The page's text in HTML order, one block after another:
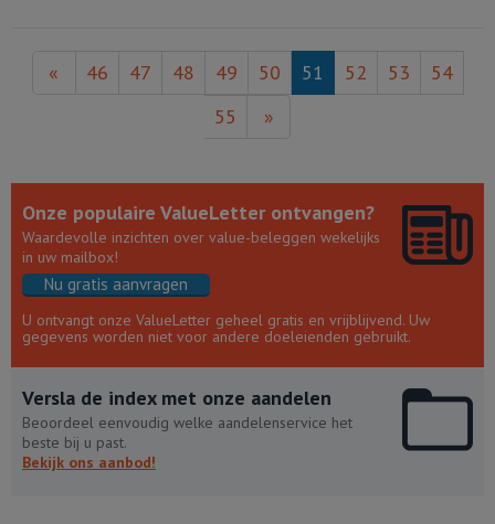
« 46 47 48 49 50 51 52 53
54
55
»
Onze populaire ValueLetter ontvangen?
Waardevolle inzichten over value-beleggen wekelijks
in uw mailbox!
Nu gratis aanvragen
U ontvangt onze ValueLetter geheel gratis en vrijblijvend. Uw
gegevens worden niet voor andere doeleienden gebruikt.
Versla de index met onze aandelen
Beoordeel eenvoudig welke aandelenservice het
beste bij u past.
Bekijk ons aanbod!